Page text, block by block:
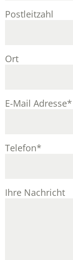
Postleitzahl
Ort
E-Mail Adresse*
Telefon*
Ihre Nachricht